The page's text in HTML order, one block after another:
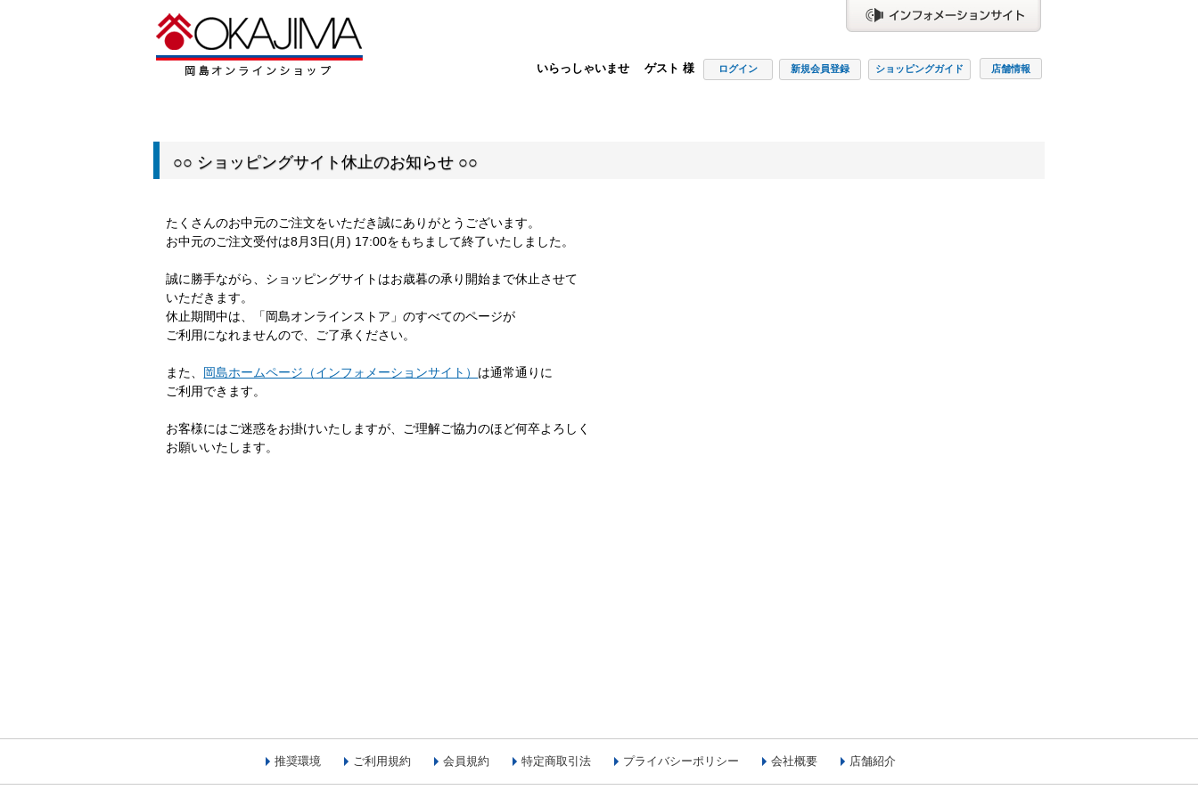
いらっしゃいませ ゲスト 様 ログイン 新規会員登録 ショッピングガイド 店舗情報
○○ ショッピングサイト休止のお知らせ ○○
たくさんのお中元のご注文をいただき誠にありがとうございます。
お中元のご注文受付は8月3日(月) 17:00をもちまして終了いたしました。
誠に勝手ながら、ショッピングサイトはお歳暮の承り開始まで休止させて
いただきます。
休止期間中は、「岡島オンラインストア」のすべてのページが
ご利用になれませんので、ご了承ください。
また、 岡島ホームページ（インフォメーションサイト） は通常通りに
ご利用できます。
お客様にはご迷惑をお掛けいたしますが、ご理解ご協力のほど何卒よろしく
お願いいたします。
推奨環境 ご利用規約 会員規約 特定商取引法 プライバシーポリシー 会社概要 店舗紹介